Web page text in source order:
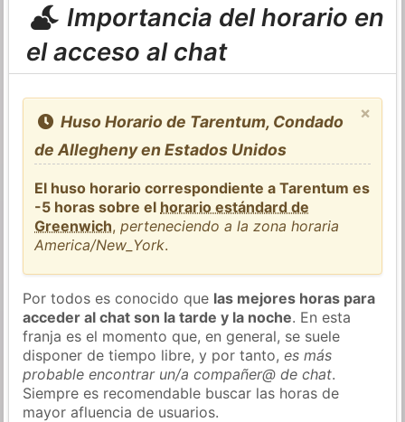
Importancia del horario en
el acceso al chat
×
Huso Horario de Tarentum, Condado
de Allegheny en Estados Unidos
El huso horario correspondiente a Tarentum es
-5 horas sobre el horario estándard de
Greenwich,perteneciendo a la zona horaria
America/New_York.
Por todos es conocido que las mejores horas para
acceder al chat son la tarde y la noche. En esta
franja es el momento que, en general, se suele
disponer de tiempo libre, y por tanto,es más
probable encontrar un/a compañer@ de chat.
Siempre es recomendable buscar las horas de
mayor afluencia de usuarios.